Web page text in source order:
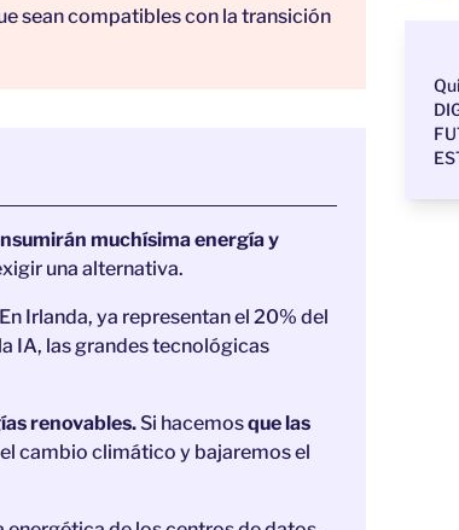
sean compatibles con la transición
muchísima energía y
una alternativa.
Irlanda, ya representan el 20% del
IA, las grandes tecnológicas
renovables. Si hacemosque las
cambio climático y bajaremos el